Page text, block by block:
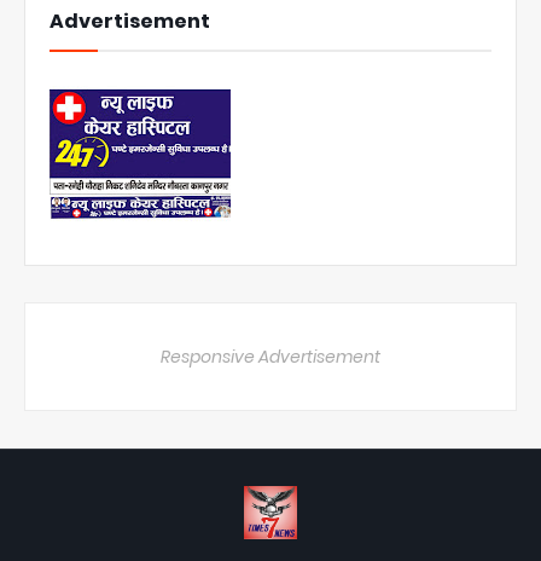
Advertisement
Responsive Advertisement